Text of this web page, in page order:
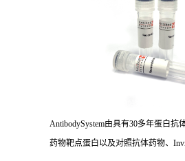
AntibodySystem由具有30多年蛋白
药物靶点蛋白以及对照抗体药物、